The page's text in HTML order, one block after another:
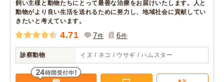
飼い主様と動物たちにとって最善な治療をお届けいたします。人と
動物がより良い生活を送れるために努力し、地域社会に貢献してい
きたいと考えています。
4.71 7件 6件
診察動物 イヌ / ネコ / ウサギ / ハムスター